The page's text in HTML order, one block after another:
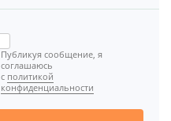
Публикуя сообщение, я
соглашаюсь
с политикой
конфиденциальности